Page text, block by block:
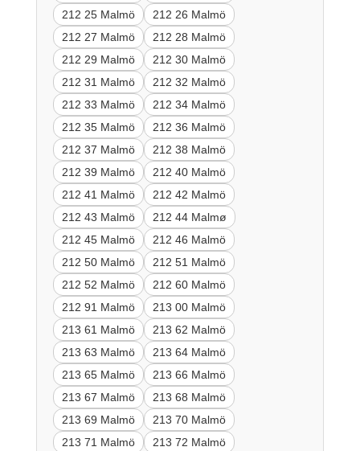
212 25 Malmö
212 26 Malmö
212 27 Malmö
212 28 Malmö
212 29 Malmö
212 30 Malmö
212 31 Malmö
212 32 Malmö
212 33 Malmö
212 34 Malmö
212 35 Malmö
212 36 Malmö
212 37 Malmö
212 38 Malmö
212 39 Malmö
212 40 Malmö
212 41 Malmö
212 42 Malmö
212 43 Malmö
212 44 Malmø
212 45 Malmö
212 46 Malmö
212 50 Malmö
212 51 Malmö
212 52 Malmö
212 60 Malmö
212 91 Malmö
213 00 Malmö
213 61 Malmö
213 62 Malmö
213 63 Malmö
213 64 Malmö
213 65 Malmö
213 66 Malmö
213 67 Malmö
213 68 Malmö
213 69 Malmö
213 70 Malmö
213 71 Malmö
213 72 Malmö